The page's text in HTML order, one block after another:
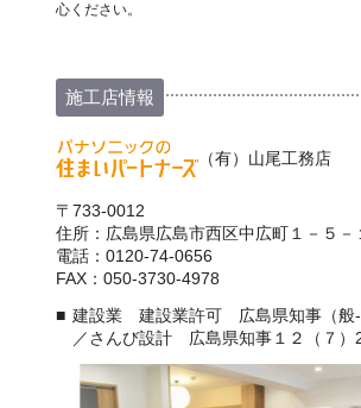
心ください。
施工店情報
（有）山尾工務店
〒733-0012
住所：広島県広島市西区中広町１－５－
電話：0120-74-0656
FAX：050-3730-4978
建設業 建設業許可 広島県知事（般-
／さんび設計 広島県知事１２（７）